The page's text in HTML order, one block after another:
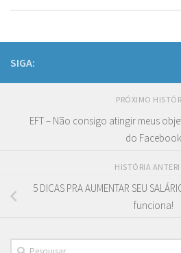
SIGA:
PRÓXIMO
EFT – Não consigo atingir meus
do Facebook
HISTÓRIA
5 DICAS PRA AUMENTAR SEU
funciona!
Pesquisar